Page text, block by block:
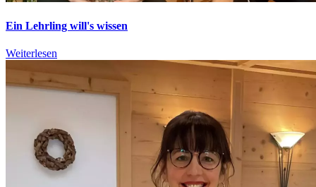
Ein Lehrling will's wissen
Weiterlesen